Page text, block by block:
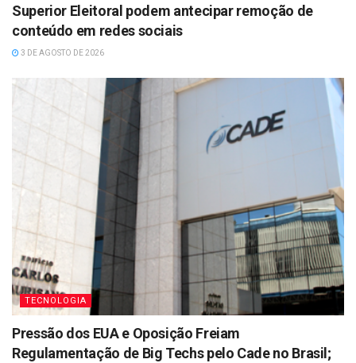
Superior Eleitoral podem antecipar remoção de
conteúdo em redes sociais
3 DE AGOSTO DE 2026
TECNOLOGIA
Pressão dos EUA e Oposição Freiam
Regulamentação de Big Techs pelo Cade no Brasil;